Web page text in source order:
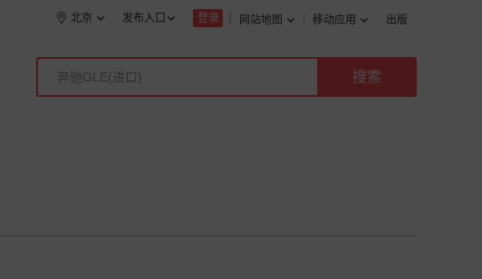
网站地图 移动应用 出版
登录
发布入口
北京